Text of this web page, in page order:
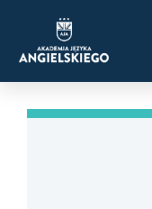
content